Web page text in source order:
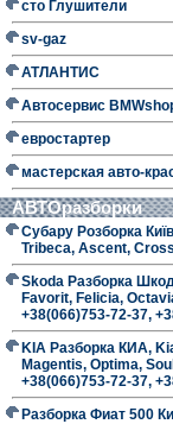
сто Глушители
sv-gaz
АТЛАНТИС
Автосервис
евростартер
мастерская авто-
АВТОразборки
Субару Розборка
Tribeca, Ascent,
Skoda Разборка
Favorit, Felicia,
+38(066)753-72-37,
KIA Разборка КИА,
Magentis, Optima,
+38(066)753-72-37,
Разборка Фиат 500